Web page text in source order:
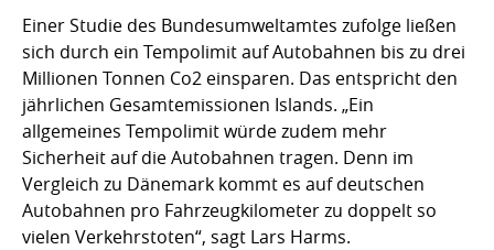
Einer Studie des Bundesumweltamtes zufolge ließen
sich durch ein Tempolimit auf Autobahnen bis zu drei
Millionen Tonnen Co2 einsparen. Das entspricht den
jährlichen Gesamtemissionen Islands. „Ein
allgemeines Tempolimit würde zudem mehr
Sicherheit auf die Autobahnen tragen. Denn im
Vergleich zu Dänemark kommt es auf deutschen
Autobahnen pro Fahrzeugkilometer zu doppelt so
vielen Verkehrstoten“, sagt Lars Harms.